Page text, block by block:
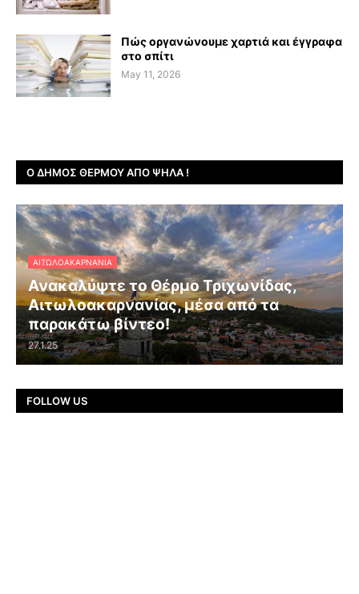
Πώς οργανώνουμε χαρτιά και έγγραφα
στο σπίτι
May 11, 2026
Ο ΔΉΜΟΣ ΘΈΡΜΟΥ ΑΠΌ ΨΗΛΆ !
ΑΙΤΩΛΟΑΚΑΡΝΑΝΊΑ
Ανακαλύψτε το Θέρμο Τριχωνίδας,
Αιτωλοακαρνανίας, μέσα από τα
παρακάτω βίντεο!
27.1.25
FOLLOW US